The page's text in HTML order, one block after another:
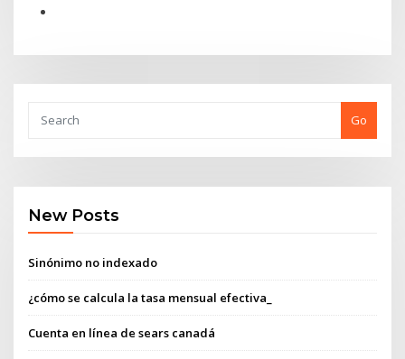
Go
New Posts
Sinónimo no indexado
¿cómo se calcula la tasa mensual efectiva_
Cuenta en línea de sears canadá